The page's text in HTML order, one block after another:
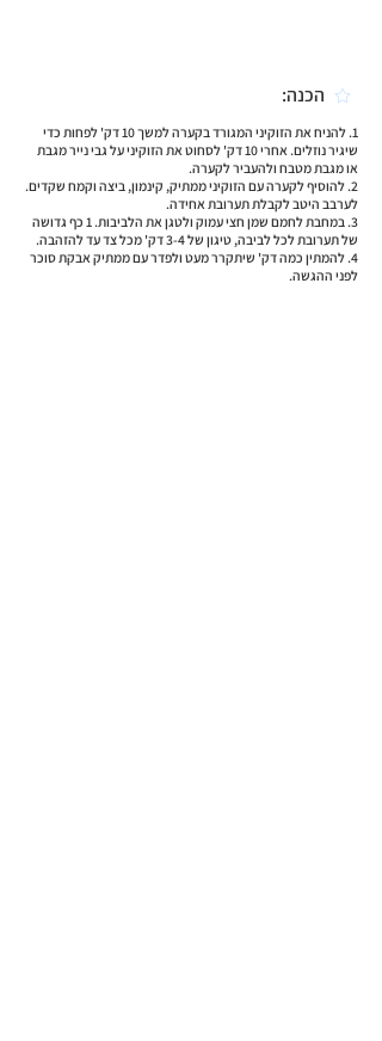
הכנה:
1. להניח את הזוקיני המגורד בקערה למשך 10 דק' לפחות כדי
שיגיר נוזלים. אחרי 10 דק' לסחוט את הזוקיני על גבי נייר מגבת
או מגבת מטבח ולהעביר לקערה.
2. להוסיף לקערה עם הזוקיני ממתיק, קינמון, ביצה וקמח שקדים.
לערבב היטב לקבלת תערובת אחידה.
3. במחבת לחמם שמן חצי עמוק ולטגן את הלביבות. 1 כף גדושה
של תערובת לכל לביבה, טיגון של 3-4 דק' מכל צד עד להזהבה.
4. להמתין כמה דק' שיתקרר מעט ולפדר עם ממתיק אבקת סוכר
לפני ההגשה.